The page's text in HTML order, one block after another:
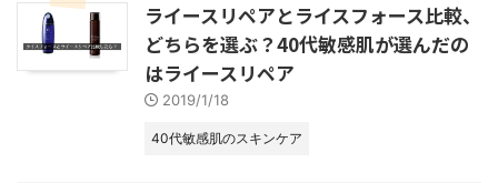
ライースリペアとライスフォース比較、
どちらを選ぶ？40代敏感肌が選んだの
はライースリペア
2019/1/18
40代敏感肌のスキンケア